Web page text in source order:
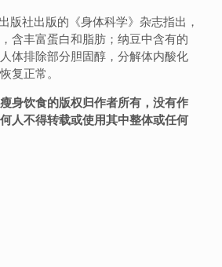
社出版的《身体科学》杂志指出，
含丰富蛋白和脂肪；纳豆中含有的
体排除部分胆固醇，分解体内酸化
复正常。
身饮食的版权归作者所有，没有作
人不得转载或使用其中整体或任何